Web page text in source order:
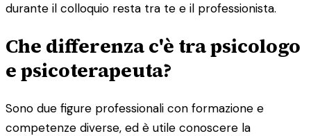
durante il colloquio resta tra te e il professionista.
Che differenza c'è tra psicologo
e psicoterapeuta?
Sono due figure professionali con formazione e
competenze diverse, ed è utile conoscere la